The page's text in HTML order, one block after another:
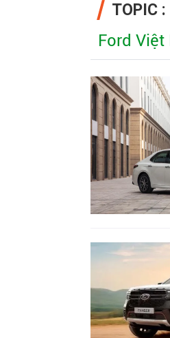
TOPIC :
Ford Việt